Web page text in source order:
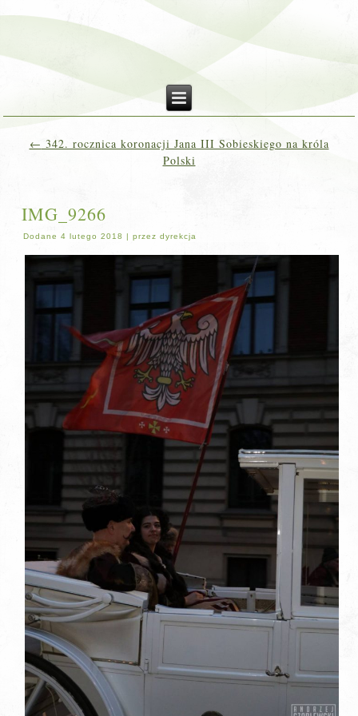
← 342. rocznica koronacji Jana III Sobieskiego na króla
Polski
IMG_9266
Dodane 4 lutego 2018 |przez dyrekcja